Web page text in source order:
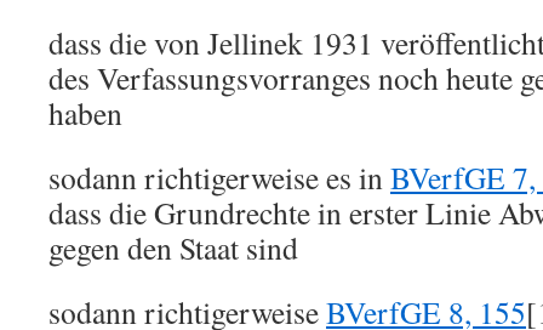
dass die von Jellinek 1931
des Verfassungsvorranges noch heute
haben
sodann richtigerweise es inBVerfGE
dass die Grundrechte in erster Linie
gegen den Staat sind
sodann richtigerweiseBVerfGE 8, 155